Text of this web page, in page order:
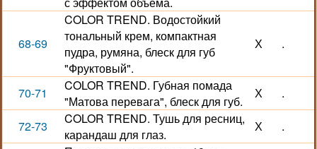
68-69
COLOR TREND. Водостойкий
тональный крем, компактная
пудра, румяна, блеск для губ
"Фруктовый".
Х .
70-71
COLOR TREND. Губная помада
"Матова перевага", блеск для губ.
Х .
72-73
COLOR TREND. Тушь для ресниц,
карандаш для глаз.
Х .